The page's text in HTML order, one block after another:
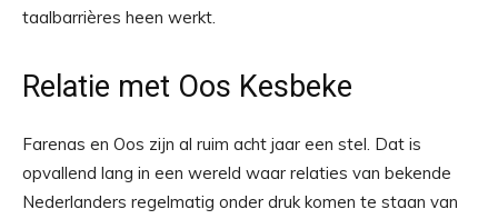
taalbarrières heen werkt.
Relatie met Oos Kesbeke
Farenas en Oos zijn al ruim acht jaar een stel. Dat is
opvallend lang in een wereld waar relaties van bekende
Nederlanders regelmatig onder druk komen te staan van